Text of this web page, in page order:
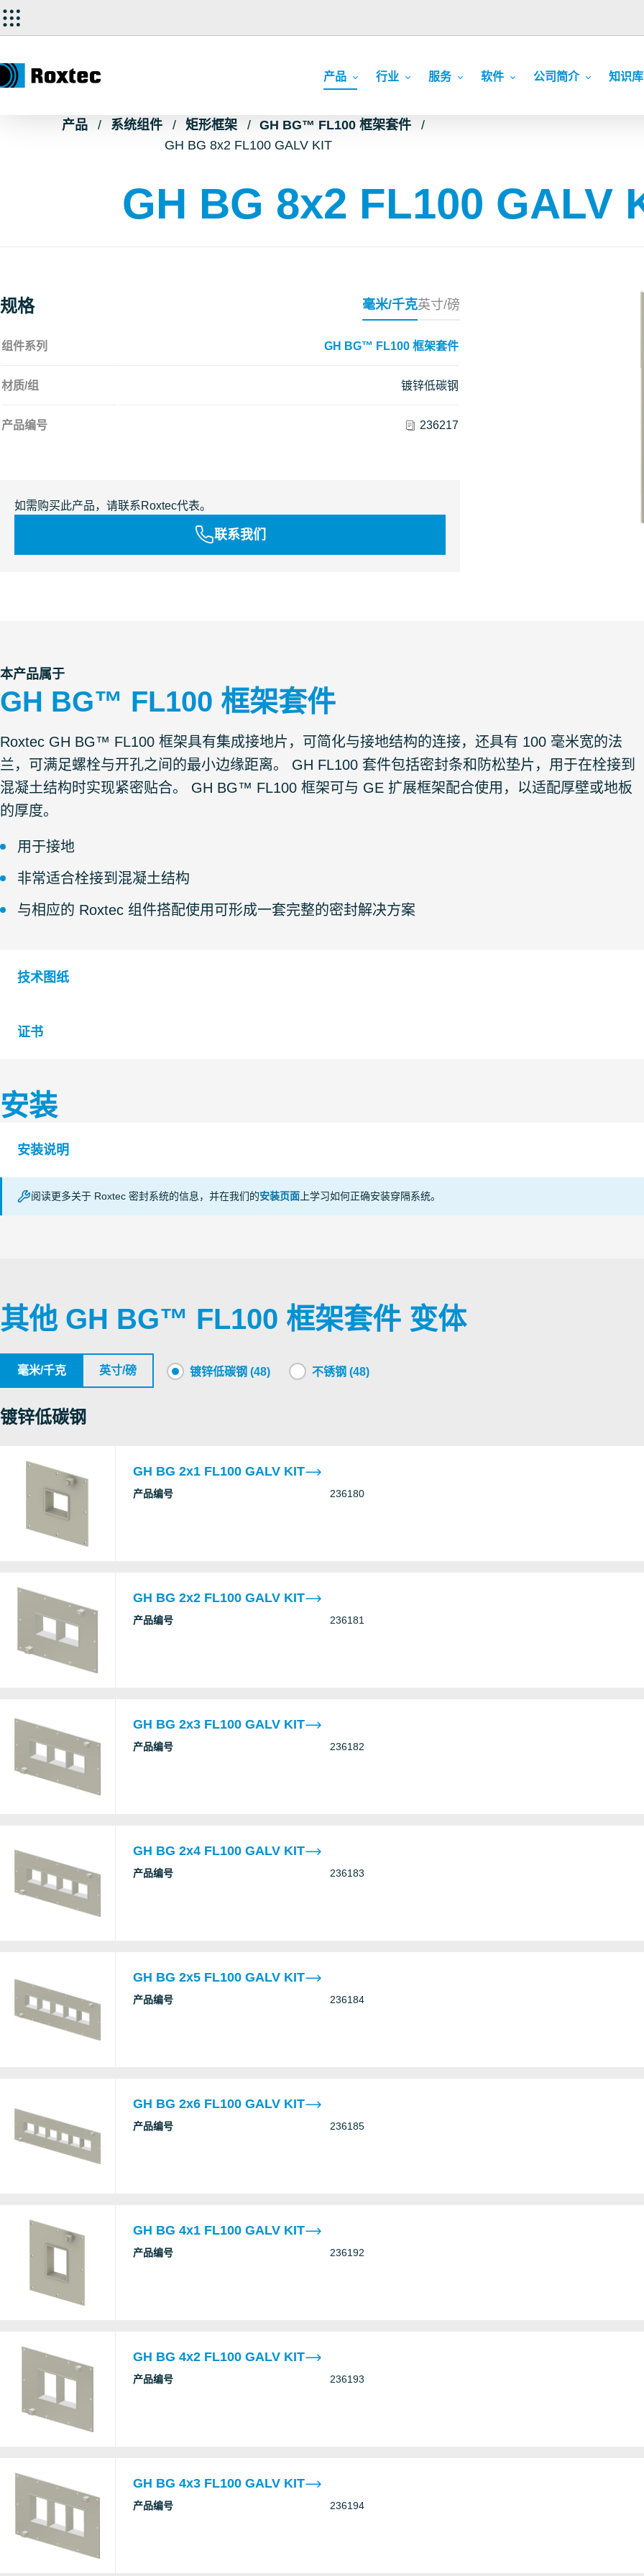
产品 行业 服务 软件 公司简介 知识库
产品 系统组件 矩形框架
GH BG™ FL100 框架套件
GH BG 8x2 FL100 GALV KIT
GH BG 8x2 FL100 GALV
规格 毫米/千克英寸/磅
组件系列 GH BG™ FL100 框架套件
材质/组 镀锌低碳钢
产品编号 236217
如需购买此产品，请联系Roxtec代表。
联系我们
本产品属于
GH BG™ FL100 框架套件
Roxtec GH BG™ FL100 框架具有集成接地片，可简化与接地结构的连接，还具有 100 毫米宽的法
兰，可满足螺栓与开孔之间的最小边缘距离。 GH FL100 套件包括密封条和防松垫片，用于在栓接到
混凝土结构时实现紧密贴合。 GH BG™ FL100 框架可与 GE 扩展框架配合使用，以适配厚壁或地板
的厚度。
用于接地
非常适合栓接到混凝土结构
与相应的 Roxtec 组件搭配使用可形成一套完整的密封解决方案
技术图纸
证书
认证机构
Underwriters
Laboratories
Inc.
Laboratories
Inc.
Underwriters
Laboratories
Inc.
UL/NEMA tightness
Laboratories
Inc.
F fire
T fire
Concrete
安装
安装说明
RECTANGULAR RM SYSTEMS (zh)
阅读更多关于 Roxtec 密封系统的信息，并在我们的安装页面 上学习如何正确安装穿隔系统。
其他 GH BG™ FL100 框架套件 变体
毫米/千克 英寸/磅 镀锌低碳钢 (48) 不锈钢 (48)
镀锌低碳钢
GH BG 2x1 FL100 GALV KIT
产品编号 236180
GH BG 2x2 FL100 GALV KIT
产品编号 236181
GH BG 2x3 FL100 GALV KIT
产品编号 236182
GH BG 2x4 FL100 GALV KIT
产品编号 236183
GH BG 2x5 FL100 GALV KIT
产品编号 236184
GH BG 2x6 FL100 GALV KIT
产品编号 236185
GH BG 4x1 FL100 GALV KIT
产品编号 236192
GH BG 4x2 FL100 GALV KIT
产品编号 236193
GH BG 4x3 FL100 GALV KIT
产品编号 236194